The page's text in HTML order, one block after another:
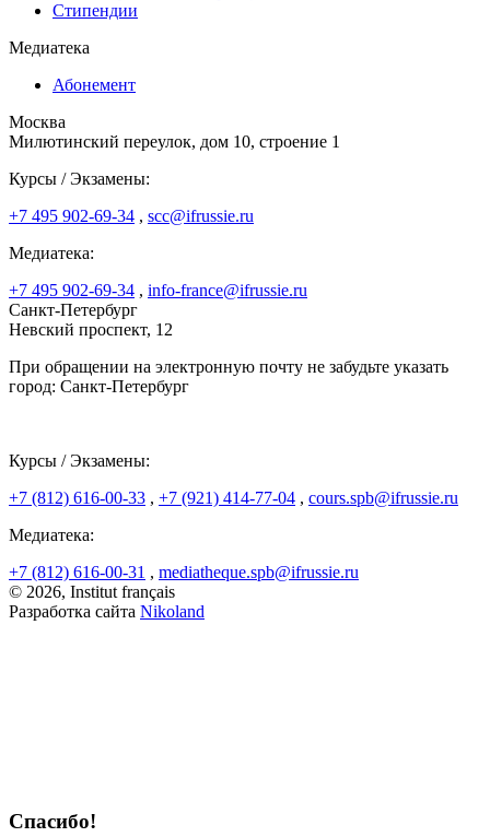
Стипендии
Медиатека
Абонемент
Москва
Милютинский переулок, дом 10, строение 1
Курсы / Экзамены:
+7 495 902-69-34 , scc@ifrussie.ru
Медиатека:
+7 495 902-69-34 , info-france@ifrussie.ru
Санкт-Петербург
Невский проспект, 12
При обращении на электронную почту не забудьте указать
город: Санкт-Петербург
Курсы / Экзамены:
+7 (812) 616-00-33 , +7 (921) 414-77-04 , cours.spb@ifrussie.ru
Медиатека:
+7 (812) 616-00-31 , mediatheque.spb@ifrussie.ru
© 2026, Institut français
Разработка сайта Nikoland
Спасибо!